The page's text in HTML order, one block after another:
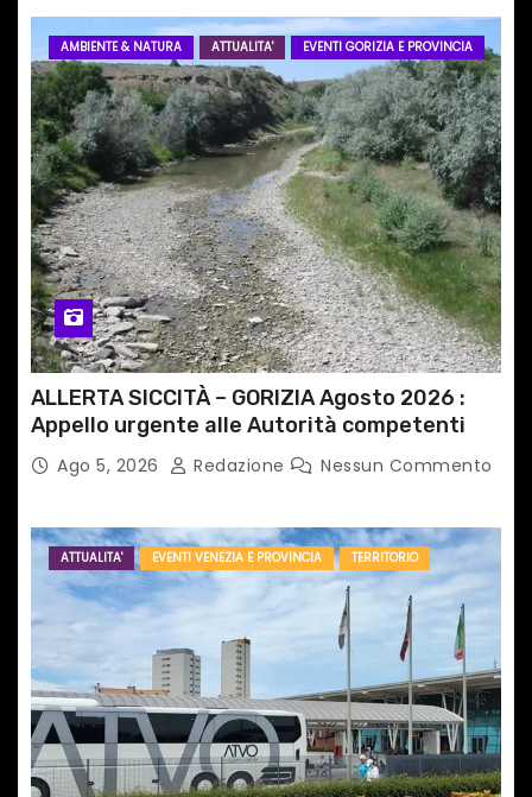
AMBIENTE & NATURA ATTUALITA' EVENTI GORIZIA E PROVINCIA
ALLERTA SICCITÀ – GORIZIA Agosto 2026 :
Appello urgente alle Autorità competenti
Ago 5, 2026 Redazione Nessun Commento
ATTUALITA' EVENTI VENEZIA E PROVINCIA TERRITORIO